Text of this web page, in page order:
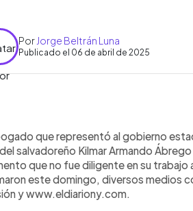
Por Jorge Beltrán Luna
Publicado el 06 de abril de 2025
► Escuchar artículo
que representó al gobierno
salvadoreño Kilmar Armando
que no fue diligente en su
este domingo, diversos medios
y www.eldiariony.com.